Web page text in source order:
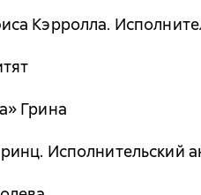
Кэрролла.
Грина
Исполнительский